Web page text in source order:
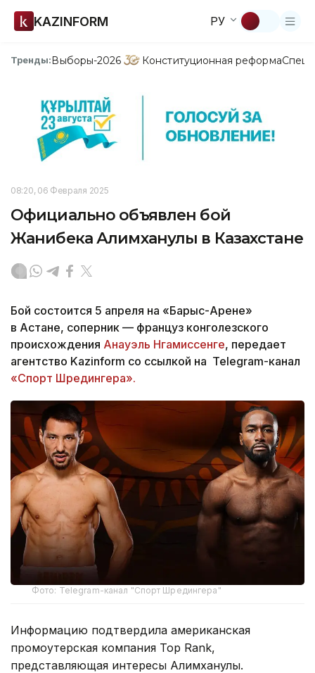
KAZINFORM РУ
Тренды:Выборы-2026 Конституционная реформа
08:20, 06 Февраля 2025
Официально объявлен бой
Жанибека Алимханулы в Казахстане
Бой состоится 5 апреля на «Барыс-Арене»
в Астане, соперник — француз конголезского
происхождения Анауэль Нгамиссенге, передает
агентство Kazinform со ссылкой на Telegram-канал
«Спорт Шредингера».
Фото: Telegram-канал "Спорт Шредингера"
Информацию подтвердила американская
промоутерская компания Top Rank,
представляющая интересы Алимханулы.